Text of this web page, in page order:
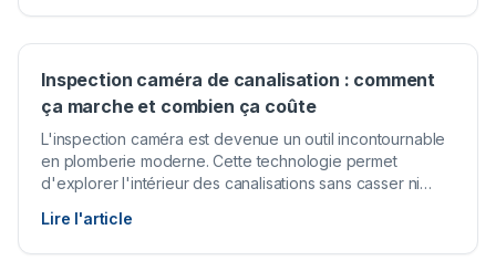
toutes les tentatives et nécessitent l'intervention d'un
Inspection caméra de canalisation : comment
ça marche et combien ça coûte
L'inspection caméra est devenue un outil incontournable
en plomberie moderne. Cette technologie permet
d'explorer l'intérieur des canalisations sans casser ni
problème d'évacuation.
Lire l'article